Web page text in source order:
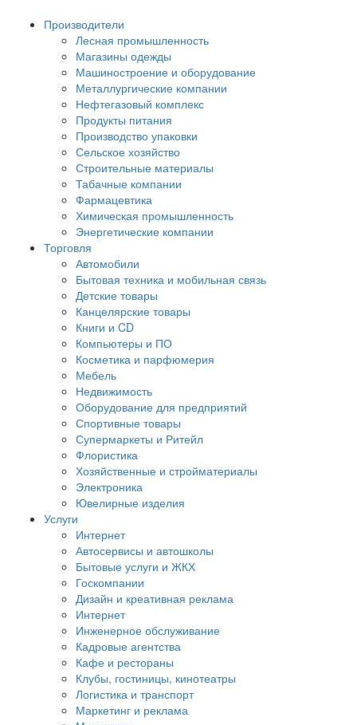
Производители
Лесная промышленность
Магазины одежды
Машиностроение и оборудование
Металлургические компании
Нефтегазовый комплекс
Продукты питания
Производство упаковки
Сельское хозяйство
Строительные материалы
Табачные компании
Фармацевтика
Химическая промышленность
Энергетические компании
Торговля
Автомобили
Бытовая техника и мобильная связь
Детские товары
Канцелярские товары
Книги и CD
Компьютеры и ПО
Косметика и парфюмерия
Мебель
Недвижимость
Оборудование для предприятий
Спортивные товары
Супермаркеты и Ритейл
Флористика
Хозяйственные и стройматериалы
Электроника
Ювелирные изделия
Услуги
Интернет
Автосервисы и автошколы
Бытовые услуги и ЖКХ
Госкомпании
Дизайн и креативная реклама
Интернет
Инженерное обслуживание
Кадровые агентства
Кафе и рестораны
Клубы, гостиницы, кинотеатры
Логистика и транспорт
Маркетинг и реклама